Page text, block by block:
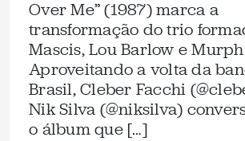
Over Me” (1987) marca a
transformação do trio
Mascis, Lou Barlow e
Aproveitando a volta da
Brasil, Cleber Facchi
Nik Silva (@niksilva)
o álbum que […]